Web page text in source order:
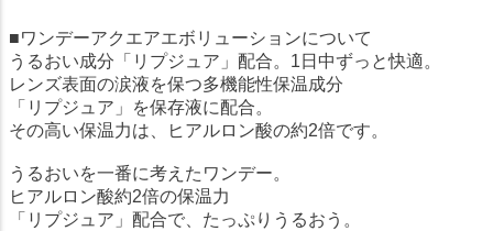
■ワンデーアクエアエボリューションについて
うるおい成分「リプジュア」配合。1日中ずっと快適。
レンズ表面の涙液を保つ多機能性保温成分
「リプジュア」を保存液に配合。
その高い保温力は、ヒアルロン酸の約2倍です。
うるおいを一番に考えたワンデー。
ヒアルロン酸約2倍の保温力
「リプジュア」配合で、たっぷりうるおう。